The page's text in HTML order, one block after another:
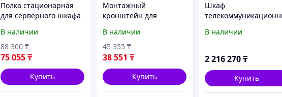
Полка стационарная
для серверного шкафа
В наличии
75 055₸
88 300 ₸
Купить
Монтажный
кронштейн для
ER7PDUBRKT
В наличии
38 551 ₸
45 355 ₸
Купить
Шкаф
NetShelter WX, 19",
(ВхШхГ), дверь:
В наличии
2 216 270₸
Купить